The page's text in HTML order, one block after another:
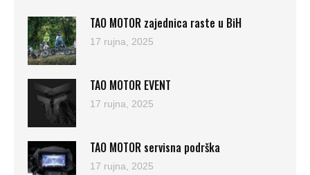
TAO MOTOR zajednica raste u BiH
17 rujna, 2025
TAO MOTOR EVENT
17 rujna, 2025
TAO MOTOR servisna podrška
17 rujna, 2025